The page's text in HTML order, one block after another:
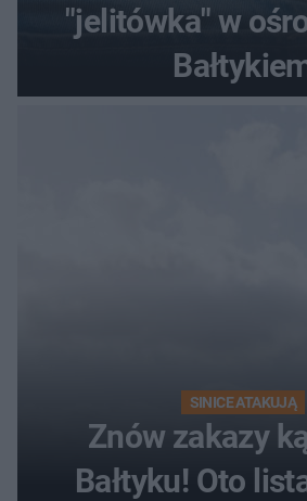
"jelitówka" w
SINICE ATAKUJĄ
Znów zakazy
Bałtyku! Oto